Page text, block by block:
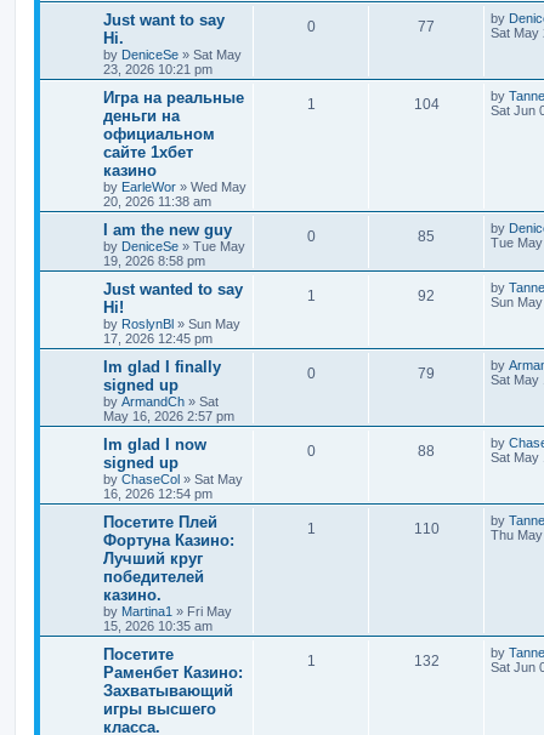
Just want to say
Hi.
by DeniceSe » Sat May
23, 2026 10:21 pm
0 77 by
Sat May
Игра на реальные
деньги на
официальном
сайте 1хбет
казино
by EarleWor » Wed May
20, 2026 11:38 am
1 104 by
Sat Jun
I am the new guy
by DeniceSe » Tue May
19, 2026 8:58 pm
0 85 by
Tue
Just wanted to say
Hi!
by RoslynBl » Sun May
17, 2026 12:45 pm
1 92 by
Sun
Im glad I finally
signed up
by ArmandCh » Sat
May 16, 2026 2:57 pm
0 79 by
Sat May
Im glad I now
signed up
by ChaseCol » Sat May
16, 2026 12:54 pm
0 88 by
Sat May
Посетите Плей
Фортуна Казино:
Лучший круг
победителей
казино.
by Martina1 » Fri May
15, 2026 10:35 am
1 110 by
Thu
Посетите
Раменбет Казино:
Захватывающий
игры высшего
класса.
1 132 by
Sat Jun